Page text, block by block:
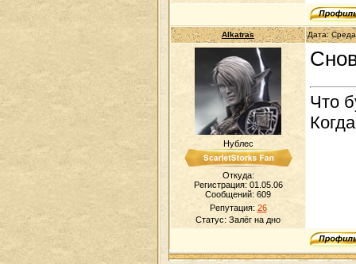
Alkatras Дата:
Нублес
Откуда:
Регистрация: 01.05.06
Сообщений: 609
Репутация: 26
Статус: Залёг на дно
Что